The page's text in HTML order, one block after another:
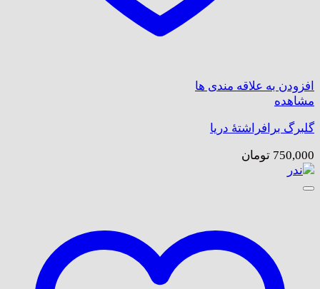
افزودن به علاقه مندی ها
مشاهده
گلبرگ برافراشتۀ دریا
750,000 تومان